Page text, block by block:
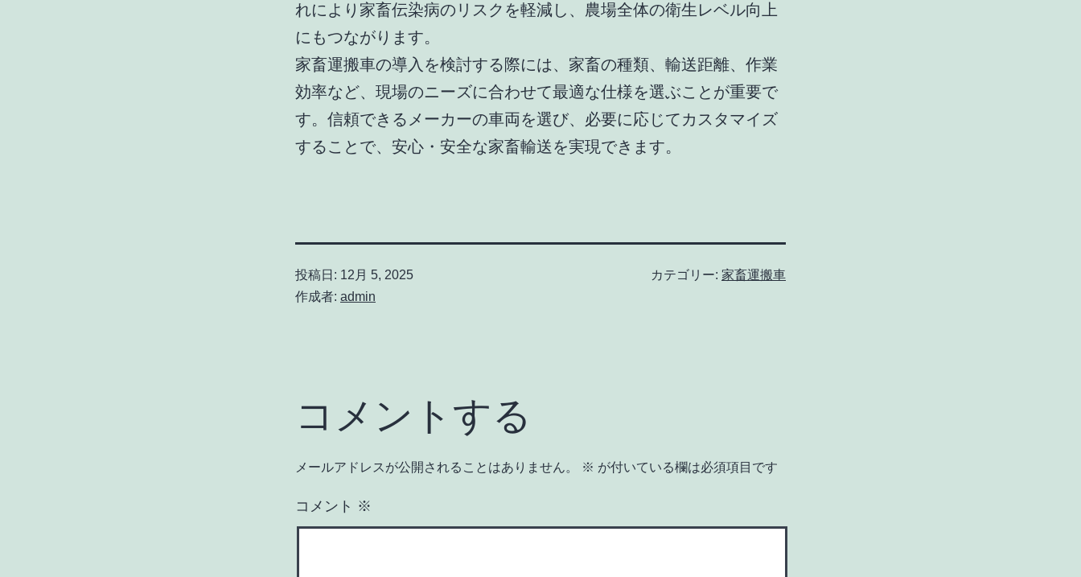
れにより家畜伝染病のリスクを軽減し、農場全体の衛生レベル向上
にもつながります。
家畜運搬車の導入を検討する際には、家畜の種類、輸送距離、作業
効率など、現場のニーズに合わせて最適な仕様を選ぶことが重要で
す。信頼できるメーカーの車両を選び、必要に応じてカスタマイズ
することで、安心・安全な家畜輸送を実現できます。
投稿日: 12月 5, 2025
作成者: admin
カテゴリー: 家畜運搬車
コメントする
メールアドレスが公開されることはありません。 ※ が付いている欄は必須項目です
コメント ※